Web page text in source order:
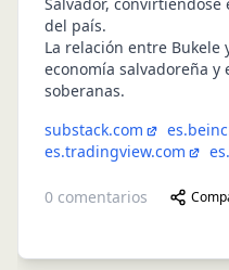
del país.
La relación entre
economía salvadoreña y
soberanas.
substack.com
es.tradingview.com
0 comentarios